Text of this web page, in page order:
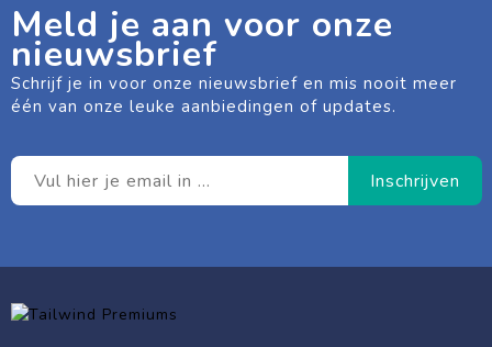
Meld je aan voor onze
nieuwsbrief
Schrijf je in voor onze nieuwsbrief en mis nooit meer
één van onze leuke aanbiedingen of updates.